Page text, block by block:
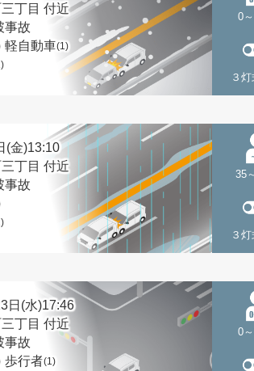
丁目 付近
事故
軽自動車(1)
0
３
(金)13:10
丁目 付近
事故
35
３
日(水)17:46
丁目 付近
事故
歩行者(1)
0